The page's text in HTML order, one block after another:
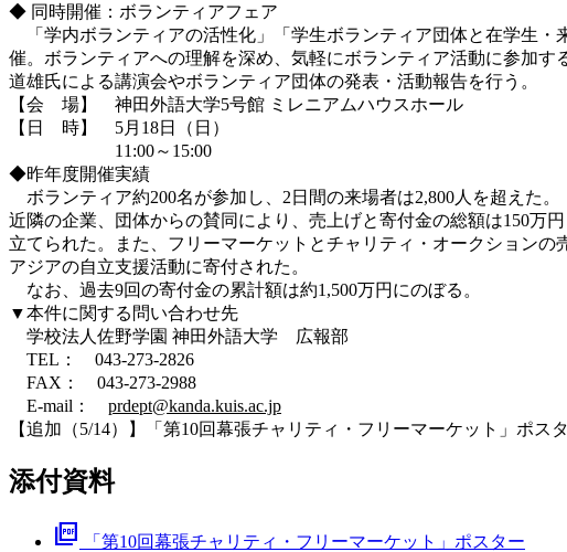
◆ 同時開催：ボランティアフェア
「学内ボランティアの活性化」「学生ボランティア団体と在学生・
催。ボランティアへの理解を深め、気軽にボランティア活動に参加
道雄氏による講演会やボランティア団体の発表・活動報告を行う。
【会 場】 神田外語大学5号館 ミレニアムハウスホール
【日 時】 5月18日（日）
11:00～15:00
◆昨年度開催実績
ボランティア約200名が参加し、2日間の来場者は2,800人を超えた。
近隣の企業、団体からの賛同により、売上げと寄付金の総額は150万
立てられた。また、フリーマーケットとチャリティ・オークション
アジアの自立支援活動に寄付された。
なお、過去9回の寄付金の累計額は約1,500万円にのぼる。
▼本件に関する問い合わせ先
学校法人佐野学園 神田外語大学 広報部
TEL： 043-273-2826
FAX： 043-273-2988
E-mail： prdept@kanda.kuis.ac.jp
【追加（5/14）】「第10回幕張チャリティ・フリーマーケット」ポス
添付資料
picture_as_pdf 「第10回幕張チャリティ・フリーマーケット」ポスター